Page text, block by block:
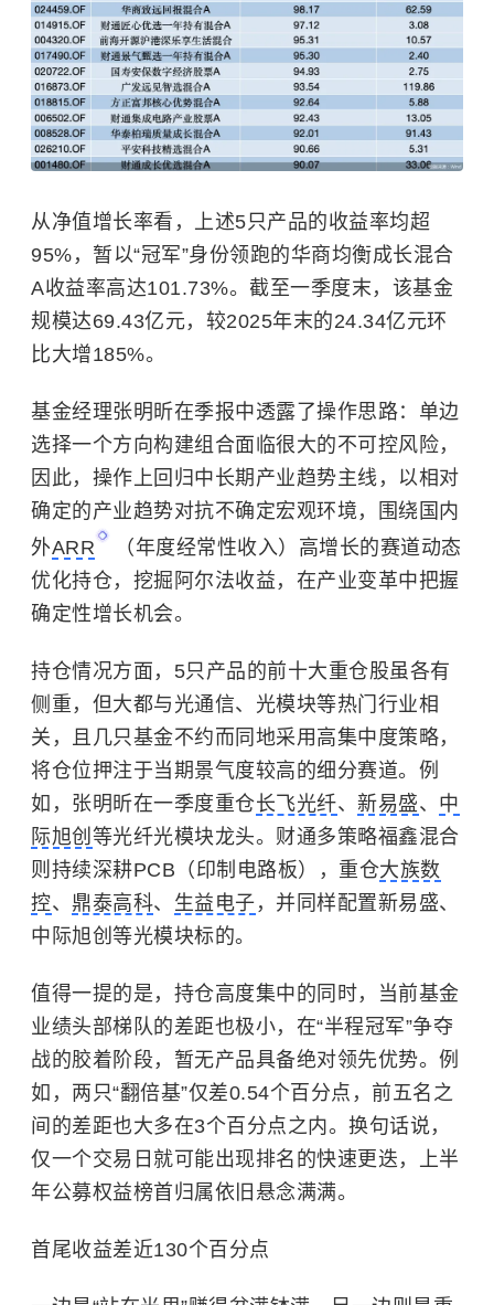
从净值增长率看，上述5只产品的收益率均超
95%，暂以“冠军”身份领跑的华商均衡成长混合
A收益率高达101.73%。截至一季度末，该基金
规模达69.43亿元，较2025年末的24.34亿元环
比大增185%。
基金经理张明昕在季报中透露了操作思路：单边
选择一个方向构建组合面临很大的不可控风险，
因此，操作上回归中长期产业趋势主线，以相对
确定的产业趋势对抗不确定宏观环境，围绕国内
外ARR
（年度经常性收入）高增长的赛道动态
优化持仓，挖掘阿尔法收益，在产业变革中把握
确定性增长机会。
持仓情况方面，5只产品的前十大重仓股虽各有
侧重，但大都与光通信、光模块等热门行业相
关，且几只基金不约而同地采用高集中度策略，
将仓位押注于当期景气度较高的细分赛道。例
如，张明昕在一季度重仓长飞光纤、 新易盛、 中
际旭创 等光纤光模块龙头。财通多策略福鑫混合
则持续深耕PCB（印制电路板），重仓大族数
控、 鼎泰高科、 生益电子 ，并同样配置新易盛、
中际旭创等光模块标的。
值得一提的是，持仓高度集中的同时，当前基金
业绩头部梯队的差距也极小，在“半程冠军”争夺
战的胶着阶段，暂无产品具备绝对领先优势。例
如，两只“翻倍基”仅差0.54个百分点，前五名之
间的差距也大多在3个百分点之内。换句话说，
仅一个交易日就可能出现排名的快速更迭，上半
年公募权益榜首归属依旧悬念满满。
首尾收益差近130个百分点